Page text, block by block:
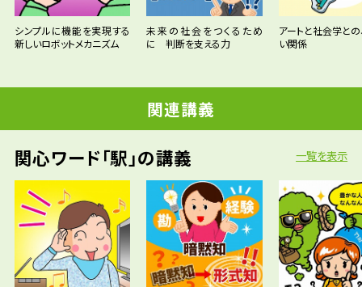
シンプルに機能を実現する
新しいロボットメカニズム
未来の社会をつくるため
に 判断を支える力
アートと社会学との
い関係
関連講義
関心ワード「駅」の講義 一覧を表示